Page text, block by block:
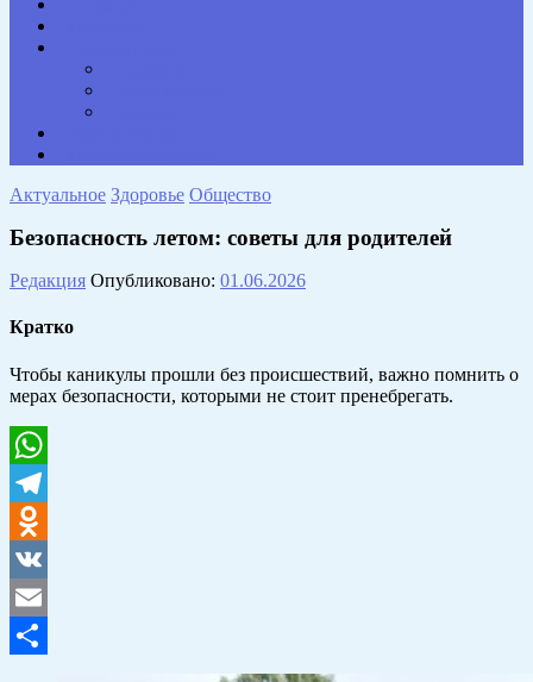
Актуальное Здоровье Общество
Безопасность летом: советы для родителей
Редакция Опубликовано: 01.06.2026
Кратко
Чтобы каникулы прошли без происшествий, важно помнить о
мерах безопасности, которыми не стоит пренебрегать.
WhatsApp
Telegram
Odnoklassniki
VK
Email